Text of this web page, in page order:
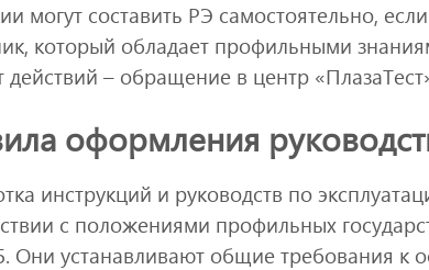
могут составить РЭ самостоятельно,
который обладает профильными
действий – обращение в центр
оформления
инструкций и руководств по
с положениями профильных
Они устанавливают общие требования к